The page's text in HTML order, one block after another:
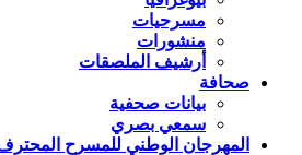
مسرحيات
منشورات
أرشيف الملصقات
صحافة
بيانات صحفية
سمعي بصري
المهرجان الوطني للمسرح